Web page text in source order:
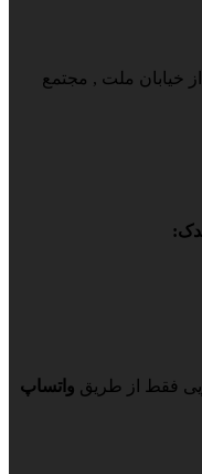
از خیابان ملت , مجتمع
فقط از طریق واتساپ